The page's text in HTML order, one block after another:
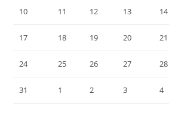
10 11 12 13 14
17 18 19 20 21
24 25 26 27 28
31 1 2 3 4